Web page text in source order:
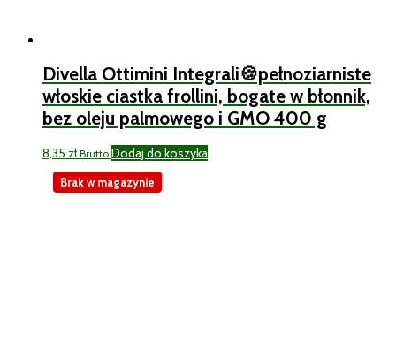
Divella Ottimini Integrali🍪pełnoziarniste
włoskie ciastka frollini, bogate w błonnik,
bez oleju palmowego i GMO 400 g
8,35 zł Brutto Dodaj do koszyka
Brak w magazynie